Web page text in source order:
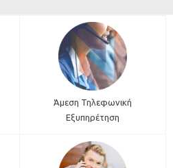
Άμεση Τηλεφωνική
Εξυπηρέτηση